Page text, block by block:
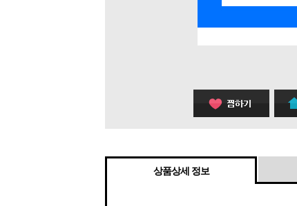
상품상세 정보